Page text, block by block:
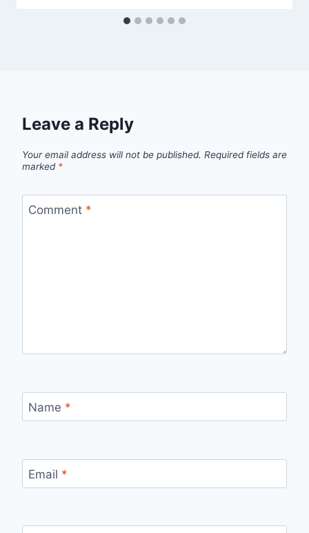
Leave a Reply
Your email address will not be published. Required fields are
marked *
Comment *
Name *
Email *